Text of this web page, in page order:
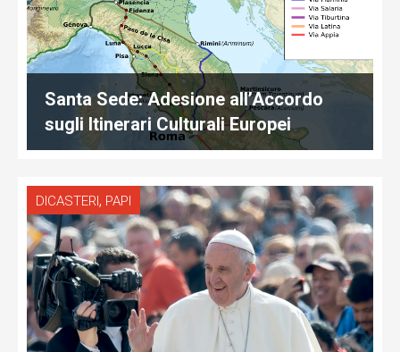
Santa Sede: Adesione all’Accordo
sugli Itinerari Culturali Europei
DICASTERI, PAPI